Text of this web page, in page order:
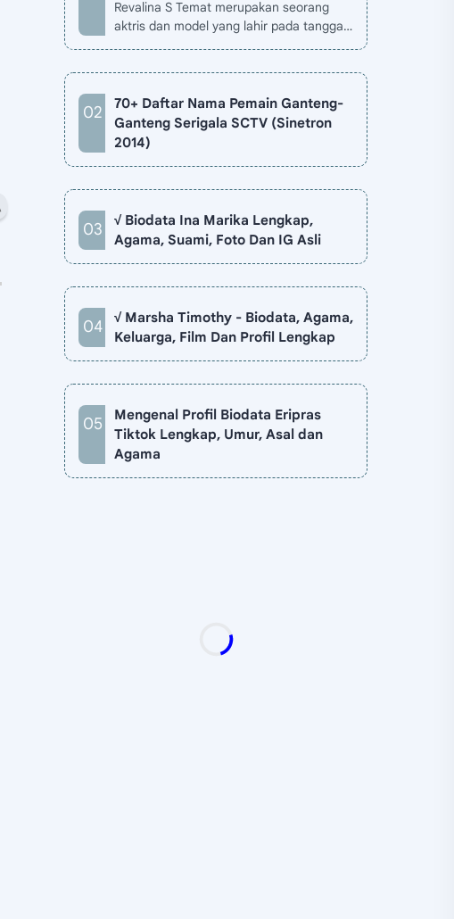
Revalina S Temat merupakan seorang
aktris dan model yang lahir pada tanggal
70+ Daftar Nama Pemain Ganteng-
Ganteng Serigala SCTV (Sinetron
2014)
√ Biodata Ina Marika Lengkap,
Agama, Suami, Foto Dan IG Asli
√ Marsha Timothy - Biodata, Agama,
Keluarga, Film Dan Profil Lengkap
Mengenal Profil Biodata Eripras
Tiktok Lengkap, Umur, Asal dan
Agama